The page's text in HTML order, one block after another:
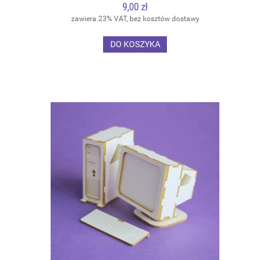
9,00 zł
zawiera 23% VAT, bez kosztów dostawy
DO KOSZYKA